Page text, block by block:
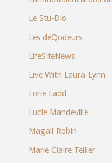
Le Stu-Dio
Les déQodeurs
LifeSiteNews
Live With Laura-Lynn
Lorie Ladd
Lucie Mandeville
Magali Robin
Marie Claire Tellier